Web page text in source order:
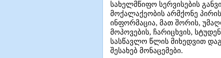
სახელმწიფო სერვისების
მოქალაქეობის არმქონე
ინფორმაცია, მათ შორის,
მოპოვების, ჩარიცხვის,
სასწავლო წლის მიხედვით
შესახებ მონაცემები.